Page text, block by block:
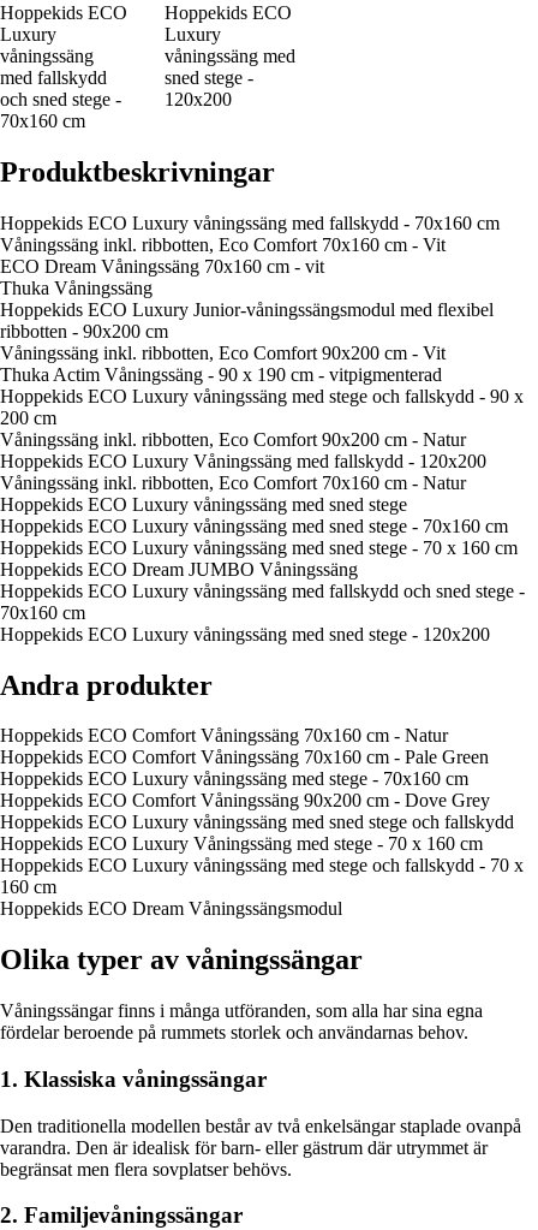
Hoppekids ECO
Luxury
våningssäng
med fallskydd
och sned stege -
70x160 cm
Hoppekids ECO
Luxury
våningssäng med
sned stege -
120x200
Produktbeskrivningar
Hoppekids ECO Luxury våningssäng med fallskydd - 70x160 cm
Våningssäng inkl. ribbotten, Eco Comfort 70x160 cm - Vit
ECO Dream Våningssäng 70x160 cm - vit
Thuka Våningssäng
Hoppekids ECO Luxury Junior-våningssängsmodul med flexibel
ribbotten - 90x200 cm
Våningssäng inkl. ribbotten, Eco Comfort 90x200 cm - Vit
Thuka Actim Våningssäng - 90 x 190 cm - vitpigmenterad
Hoppekids ECO Luxury våningssäng med stege och fallskydd - 90 x
200 cm
Våningssäng inkl. ribbotten, Eco Comfort 90x200 cm - Natur
Hoppekids ECO Luxury Våningssäng med fallskydd - 120x200
Våningssäng inkl. ribbotten, Eco Comfort 70x160 cm - Natur
Hoppekids ECO Luxury våningssäng med sned stege
Hoppekids ECO Luxury våningssäng med sned stege - 70x160 cm
Hoppekids ECO Luxury våningssäng med sned stege - 70 x 160 cm
Hoppekids ECO Dream JUMBO Våningssäng
Hoppekids ECO Luxury våningssäng med fallskydd och sned stege -
70x160 cm
Hoppekids ECO Luxury våningssäng med sned stege - 120x200
Andra produkter
Hoppekids ECO Comfort Våningssäng 70x160 cm - Natur
Hoppekids ECO Comfort Våningssäng 70x160 cm - Pale Green
Hoppekids ECO Luxury våningssäng med stege - 70x160 cm
Hoppekids ECO Comfort Våningssäng 90x200 cm - Dove Grey
Hoppekids ECO Luxury våningssäng med sned stege och fallskydd
Hoppekids ECO Luxury Våningssäng med stege - 70 x 160 cm
Hoppekids ECO Luxury våningssäng med stege och fallskydd - 70 x
160 cm
Hoppekids ECO Dream Våningssängsmodul
Olika typer av våningssängar
Våningssängar finns i många utföranden, som alla har sina egna
fördelar beroende på rummets storlek och användarnas behov.
1. Klassiska våningssängar
Den traditionella modellen består av två enkelsängar staplade ovanpå
varandra. Den är idealisk för barn- eller gästrum där utrymmet är
begränsat men flera sovplatser behövs.
2. Familjevåningssängar